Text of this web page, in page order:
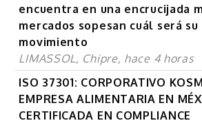
encuentra en una encrucijada
mercados sopesan cuál será
movimiento
LIMASSOL, Chipre, hace 4 horas
ISO 37301: CORPORATIVO
EMPRESA ALIMENTARIA EN
CERTIFICADA EN COMPLIANCE